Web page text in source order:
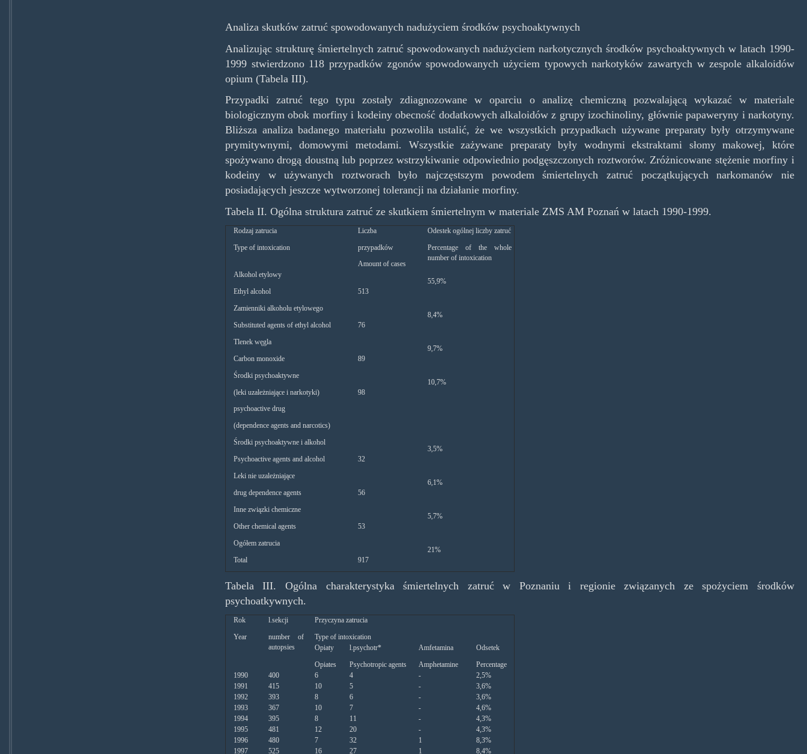
Analiza skutków zatruć spowodowanych nadużyciem środków psychoaktywnych
Analizując strukturę śmiertelnych zatruć spowodowanych nadużyciem narkotycznych środków psychoaktywnych w latach 1990-
1999 stwierdzono 118 przypadków zgonów spowodowanych użyciem typowych narkotyków zawartych w zespole alkaloidów
opium (Tabela III).
Przypadki zatruć tego typu zostały zdiagnozowane w oparciu o analizę chemiczną pozwalającą wykazać w materiale
biologicznym obok morfiny i kodeiny obecność dodatkowych alkaloidów z grupy izochinoliny, głównie papaweryny i narkotyny.
Bliższa analiza badanego materiału pozwoliła ustalić, że we wszystkich przypadkach używane preparaty były otrzymywane
prymitywnymi, domowymi metodami. Wszystkie zażywane preparaty były wodnymi ekstraktami słomy makowej, które
spożywano drogą doustną lub poprzez wstrzykiwanie odpowiednio podgęszczonych roztworów. Zróżnicowane stężenie morfiny i
kodeiny w używanych roztworach było najczęstszym powodem śmiertelnych zatruć początkujących narkomanów nie
posiadających jeszcze wytworzonej tolerancji na działanie morfiny.
Tabela II. Ogólna struktura zatruć ze skutkiem śmiertelnym w materiale ZMS AM Poznań w latach 1990-1999.
Rodzaj zatrucia
Type of intoxication
Liczba
przypadków
Amount of cases
Odestek ogólnej liczby zatruć
Percentage of the whole
number of intoxication
Alkohol etylowy
Ethyl alcohol
513
55,9%
Zamienniki alkoholu etylowego
Substituted agents of ethyl alcohol
76
8,4%
Tlenek węgla
Carbon monoxide
89
9,7%
Środki psychoaktywne
(leki uzależniające i narkotyki)
psychoactive drug
(dependence agents and narcotics)
98
10,7%
Środki psychoaktywne i alkohol
Psychoactive agents and alcohol
32
3,5%
Leki nie uzależniające
drug dependence agents
56
6,1%
Inne związki chemiczne
Other chemical agents
53
5,7%
Ogółem zatrucia
Total
917
21%
Tabela III. Ogólna charakterystyka śmiertelnych zatruć w Poznaniu i regionie związanych ze spożyciem środków
psychoatkywnych.
Rok
Year
l.sekcji
number of
autopsies
Przyczyna zatrucia
Type of intoxication
Opiaty
Opiates
l.psychotr*
Psychotropic agents
Amfetamina
Amphetamine
Odsetek
Percentage
1990
400 6 4 -
2,5%
1991
415 10 5 -
3,6%
1992
393 8 6 -
3,6%
1993
367 10 7 -
4,6%
1994
395 8 11 -
4,3%
1995
481 12 20 -
4,3%
1996
480 7 32 1
8,3%
1997
525 16 27 1 8,4%